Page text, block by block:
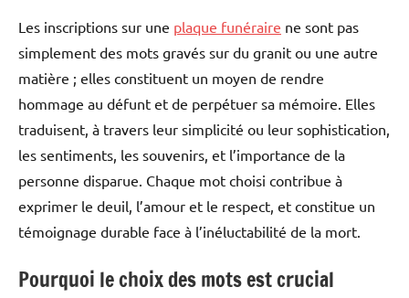
Les inscriptions sur une plaque funéraire ne sont pas
simplement des mots gravés sur du granit ou une autre
matière ; elles constituent un moyen de rendre
hommage au défunt et de perpétuer sa mémoire. Elles
traduisent, à travers leur simplicité ou leur sophistication,
les sentiments, les souvenirs, et l’importance de la
personne disparue. Chaque mot choisi contribue à
exprimer le deuil, l’amour et le respect, et constitue un
témoignage durable face à l’inéluctabilité de la mort.
Pourquoi le choix des mots est crucial